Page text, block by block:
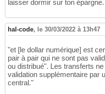
laisser dormir sur ton épargne.
hal-code, le 30/03/2022 à 13h47
"et [le dollar numérique] est
pair à pair qui ne sont pas
ou distribué". Les transferts
validation supplémentaire par
central."